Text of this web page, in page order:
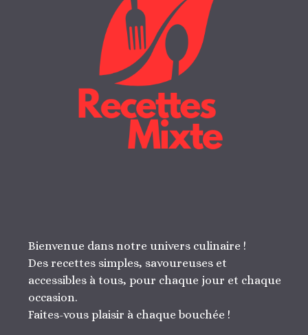
Bienvenue dans notre univers culinaire !
Des recettes simples, savoureuses et
accessibles à tous, pour chaque jour et chaque
occasion.
Faites-vous plaisir à chaque bouchée !